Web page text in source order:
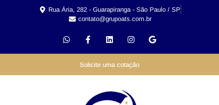
Rua Ária, 282 - Guarapiranga - São Paulo / SP
contato@grupoats.com.br
Solicite uma cotação